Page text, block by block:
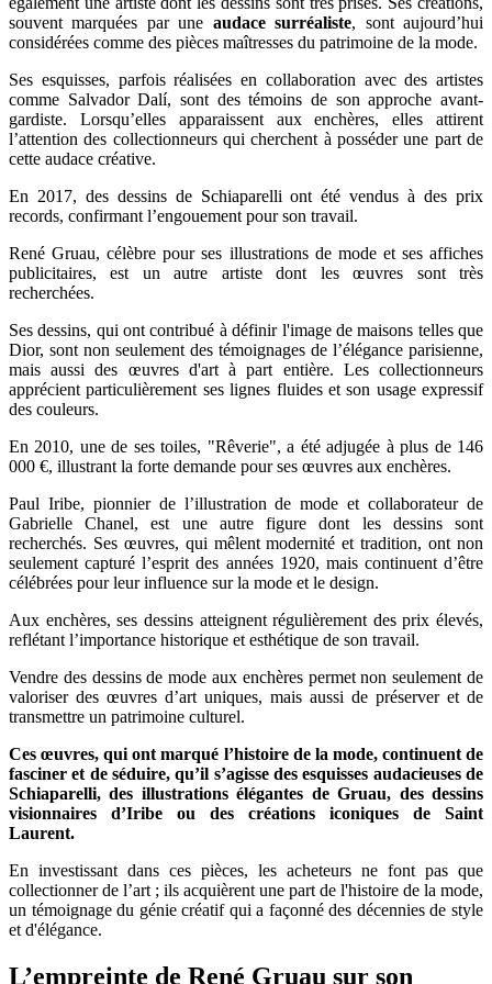
souvent marquées par une audace surréaliste, sont aujourd’hui
considérées comme des pièces maîtresses du patrimoine de la mode.
Ses esquisses, parfois réalisées en collaboration avec des artistes
comme Salvador Dalí, sont des témoins de son approche avant-
gardiste. Lorsqu’elles apparaissent aux enchères, elles attirent
l’attention des collectionneurs qui cherchent à posséder une part de
cette audace créative.
En 2017, des dessins de Schiaparelli ont été vendus à des prix
records, confirmant l’engouement pour son travail.
René Gruau, célèbre pour ses illustrations de mode et ses affiches
publicitaires, est un autre artiste dont les œuvres sont très
recherchées.
Ses dessins, qui ont contribué à définir l'image de maisons telles que
Dior, sont non seulement des témoignages de l’élégance parisienne,
mais aussi des œuvres d'art à part entière. Les collectionneurs
apprécient particulièrement ses lignes fluides et son usage expressif
des couleurs.
En 2010, une de ses toiles, "Rêverie", a été adjugée à plus de 146
000 €, illustrant la forte demande pour ses œuvres aux enchères.
Paul Iribe, pionnier de l’illustration de mode et collaborateur de
Gabrielle Chanel, est une autre figure dont les dessins sont
recherchés. Ses œuvres, qui mêlent modernité et tradition, ont non
seulement capturé l’esprit des années 1920, mais continuent d’être
célébrées pour leur influence sur la mode et le design.
Aux enchères, ses dessins atteignent régulièrement des prix élevés,
reflétant l’importance historique et esthétique de son travail.
Vendre des dessins de mode aux enchères permet non seulement de
valoriser des œuvres d’art uniques, mais aussi de préserver et de
transmettre un patrimoine culturel.
Ces œuvres, qui ont marqué l’histoire de la mode, continuent de
fasciner et de séduire, qu’il s’agisse des esquisses audacieuses de
Schiaparelli, des illustrations élégantes de Gruau, des dessins
visionnaires d’Iribe ou des créations iconiques de Saint
Laurent.
En investissant dans ces pièces, les acheteurs ne font pas que
collectionner de l’art ; ils acquièrent une part de l'histoire de la mode,
un témoignage du génie créatif qui a façonné des décennies de style
et d'élégance.
L’empreinte de René Gruau sur son